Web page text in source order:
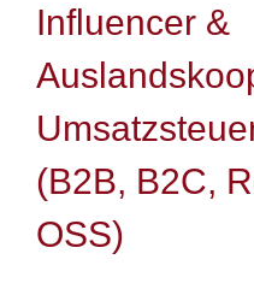
Influencer &
(B2B, B2C,
OSS)